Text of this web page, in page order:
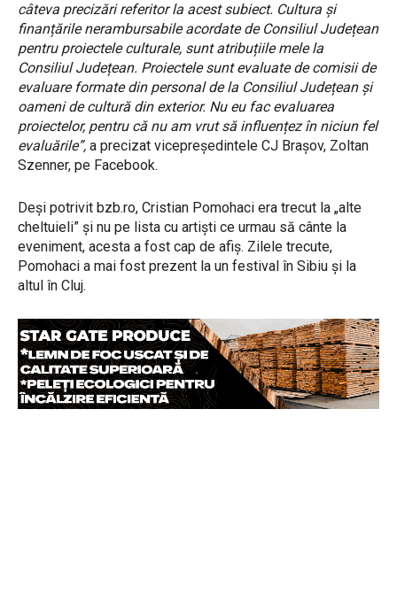
câteva precizări referitor la acest subiect. Cultura și
finanțările nerambursabile acordate de Consiliul Județean
pentru proiectele culturale, sunt atribuțiile mele la
Consiliul Județean. Proiectele sunt evaluate de comisii de
evaluare formate din personal de la Consiliul Județean și
oameni de cultură din exterior. Nu eu fac evaluarea
proiectelor, pentru că nu am vrut să influențez în niciun fel
evaluările”, a precizat vicepreședintele CJ Brașov, Zoltan
Szenner, pe Facebook.
Deși potrivit bzb.ro, Cristian Pomohaci era trecut la „alte
cheltuieli” și nu pe lista cu artiști ce urmau să cânte la
eveniment, acesta a fost cap de afiș. Zilele trecute,
Pomohaci a mai fost prezent la un festival în Sibiu și la
altul în Cluj.